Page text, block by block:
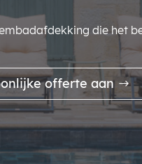
die het
offerte aan